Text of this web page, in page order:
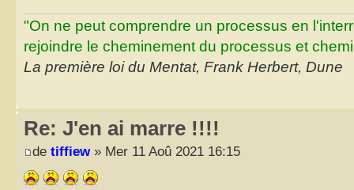
"On ne peut comprendre un processus en
rejoindre le cheminement du processus et
La première loi du Mentat, Frank Herbert, Dune
Re: J'en ai marre !!!!
de tiffiew» Mer 11 Aoû 2021 16:15